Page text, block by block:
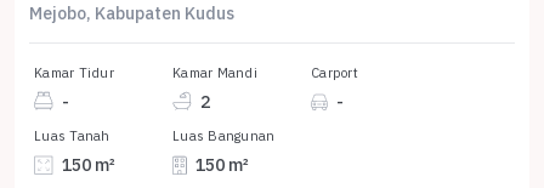
Mejobo, Kabupaten Kudus
Kamar Tidur
-
Kamar Mandi
2
Carport
-
Luas Tanah
150 m²
Luas Bangunan
150 m²